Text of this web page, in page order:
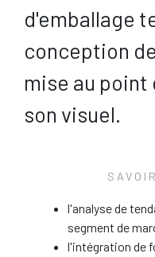
d'emballage
conception
mise au point
son visuel.
l'analyse de
segment de
l'intégration de